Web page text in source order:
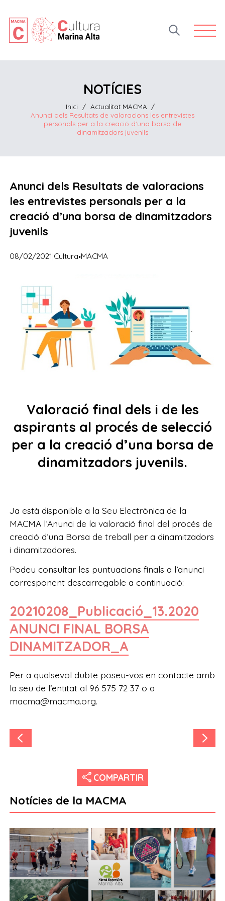
Open
NOTÍCIES
Inici / Actualitat MACMA
/
Anunci dels Resultats de valoracions les entrevistes
personals per a la creació d’una borsa de
dinamitzadors juvenils
Anunci dels Resultats de valoracions
les entrevistes personals per a la
creació d’una borsa de dinamitzadors
juvenils
08/02/2021|Cultura·MACMA
Valoració final dels i de les
aspirants al procés de selecció
per a la creació d’una borsa de
dinamitzadors juvenils.
Ja està disponible a la Seu Electrònica de la
MACMA l’Anunci de la valoració final del procés de
creació d’una Borsa de treball per a dinamitzadors
i dinamitzadores.
Podeu consultar les puntuacions finals a l’anunci
corresponent descarregable a continuació:
20210208_Publicació_13.2020
ANUNCI FINAL BORSA
DINAMITZADOR_A
Per a qualsevol dubte poseu-vos en contacte amb
la seu de l’entitat al 96 575 72 37 o a
macma@macma.org.
share COMPARTIR
Notícies de la MACMA